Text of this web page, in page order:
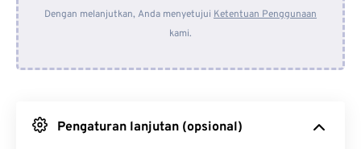
Dari Dropbox
Dengan melanjutkan, Anda menyetujui Ketentuan Penggunaan
kami.
Pengaturan lanjutan (opsional)